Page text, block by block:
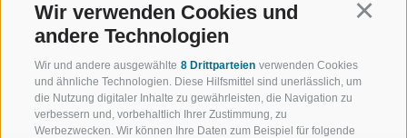
Wir verwenden Cookies und
andere Technologien
Wir und andere ausgewählte 8 Drittparteien verwenden Cookies
und ähnliche Technologien. Diese Hilfsmittel sind unerlässlich, um
die Nutzung digitaler Inhalte zu gewährleisten, die Navigation zu
verbessern und, vorbehaltlich Ihrer Zustimmung, zu
Werbezwecken. Wir können Ihre Daten zum Beispiel für folgende
ZURÜCK